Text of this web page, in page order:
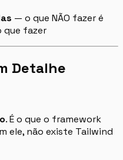
— o que NÃO fazer é
fazer
Detalhe
. É o que o framework
ele, não existe Tailwind